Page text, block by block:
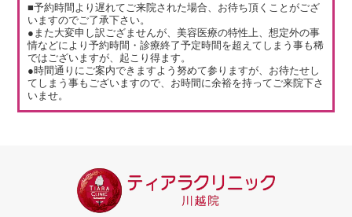
■予約時間より遅れてご来院された場合、お待ち頂くことがござ
いますのでご了承下さい。
●また大変申し訳ござませんが、美容医療の特性上、想定外の事
情などにより予約時間・診療終了予定時間を超えてしまう事も稀
ではございますが、起こり得ます。
●時間通りにご案内できますよう努めて参りますが、お待たせし
てしまう事もございますので、お時間に余裕を持ってご来院下さ
いませ。